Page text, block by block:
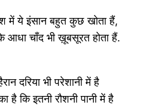
में ये इंसान बहुत कुछ खोता हैं,
आधा चाँद भी ख़ूबसूरत होता हैं.
दरिया भी परेशानी में है
है कि इतनी रौशनी पानी में है